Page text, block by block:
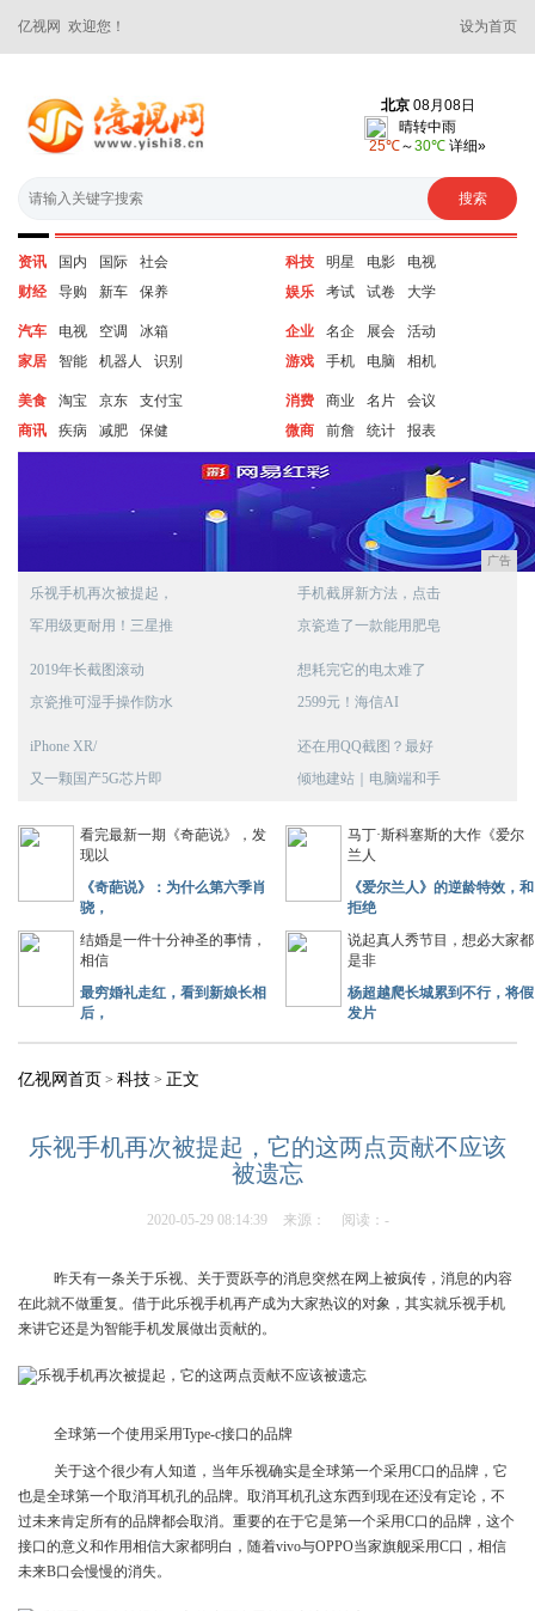
亿视网 欢迎您！ 设为首页
资讯 国内 国际
社会
财经
导购 新车 保养
科技 明星 电影
电视
娱乐
考试 试卷 大学
汽车 电视 空调
冰箱
家居
智能 机器人 识别
企业 名企 展会
活动
游戏
手机 电脑 相机
美食 淘宝 京东
支付宝
商讯
疾病 减肥 保健
消费 商业 名片
会议
微商
前詹 统计 报表
广告
乐视手机再次被提起，
军用级更耐用！三星推
手机截屏新方法，点击
京瓷造了一款能用肥皂
2019年长截图滚动
京瓷推可湿手操作防水
想耗完它的电太难了
2599元！海信AI
iPhone XR/
又一颗国产5G芯片即
还在用QQ截图？最好
倾地建站｜电脑端和手
看完最新一期《奇葩说》，发
现以
《奇葩说》：为什么第六季肖
骁，
马丁·斯科塞斯的大作《爱尔
兰人
《爱尔兰人》的逆龄特效，和
拒绝
结婚是一件十分神圣的事情，
相信
最穷婚礼走红，看到新娘长相
后，
说起真人秀节目，想必大家都
是非
杨超越爬长城累到不行，将假
发片
亿视网首页 > 科技 > 正文
乐视手机再次被提起，它的这两点贡献不应该
被遗忘
2020-05-29 08:14:39 来源： 阅读：-
昨天有一条关于乐视、关于贾跃亭的消息突然在网上被疯传，消息的内容
在此就不做重复。借于此乐视手机再产成为大家热议的对象，其实就乐视手机
来讲它还是为智能手机发展做出贡献的。
全球第一个使用采用Type-c接口的品牌
关于这个很少有人知道，当年乐视确实是全球第一个采用C口的品牌，它
也是全球第一个取消耳机孔的品牌。取消耳机孔这东西到现在还没有定论，不
过未来肯定所有的品牌都会取消。重要的在于它是第一个采用C口的品牌，这个
接口的意义和作用相信大家都明白，随着vivo与OPPO当家旗舰采用C口，相信
未来B口会慢慢的消失。